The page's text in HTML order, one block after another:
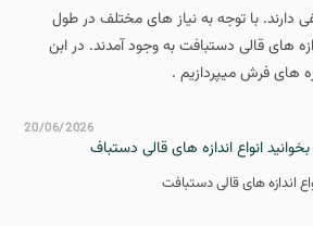
دارند. با توجه به نیاز های مختلف در طول
های قالی دستبافت به وجود آمدند. در ابن
های فرش میپردازیم .
20/06/2026
اندازه های قالی دستبافت